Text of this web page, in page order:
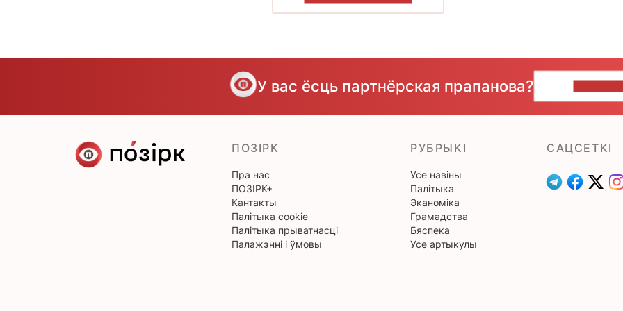
У вас ёсць партнёрская прапанова?
ПОЗІРК
Пра нас
ПОЗІРК+
Кантакты
Палітыка cookie
Палітыка прыватнасці
Палажэнні і ўмовы
РУБРЫКІ
Усе навіны
Палітыка
Эканоміка
Грамадства
Бяспека
Усе артыкулы
САЦСЕТКІ